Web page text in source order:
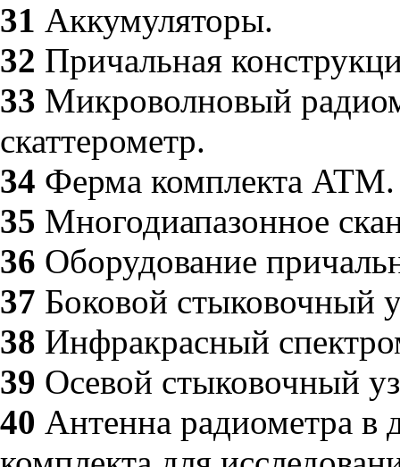
31 Аккумуляторы.
32 Причальная
33 Микроволновый
скаттерометр.
34 Ферма комплекта ATM.
35 Многодиапазонное
36 Оборудование
37 Боковой стыковочный
38 Инфракрасный
39 Осевой стыковочный
40 Антенна радиометра